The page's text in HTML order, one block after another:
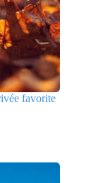
favorite